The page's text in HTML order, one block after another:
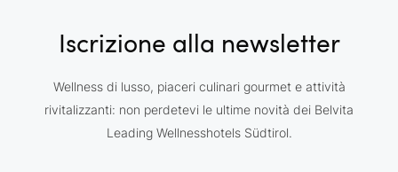
Iscrizione alla newsletter
Wellness di lusso, piaceri culinari gourmet e attività
rivitalizzanti: non perdetevi le ultime novità dei Belvita
Leading Wellnesshotels Südtirol.